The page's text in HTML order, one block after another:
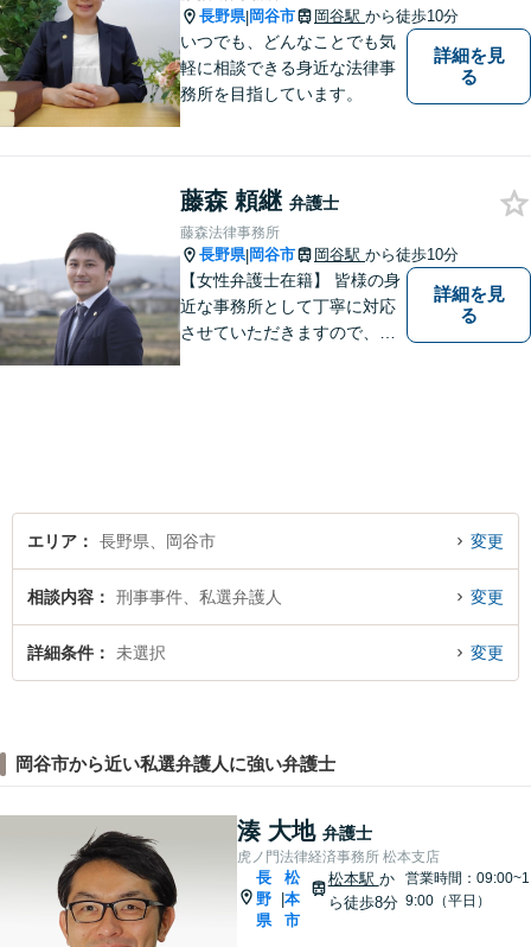
長野県|岡谷市 岡谷駅 から徒歩10分
いつでも、どんなことでも気
軽に相談できる身近な法律事
務所を目指しています。
詳細を見
る
藤森 頼継 弁護士
藤森法律事務所
長野県|岡谷市 岡谷駅 から徒歩10分
【女性弁護士在籍】 皆様の身
近な事務所として丁寧に対応
させていただきますので、お
詳細を見
る
エリア 長野県、岡谷市 変更
相談内容 刑事事件、私選弁護人 変更
詳細条件 未選択 変更
岡谷市から近い私選弁護人に強い弁護士
湊 大地 弁護士
虎ノ門法律経済事務所 松本支店
長
野
県
松
本
市
松本駅 か
ら徒歩8分
営業時間：09:00~1
9:00（平日）